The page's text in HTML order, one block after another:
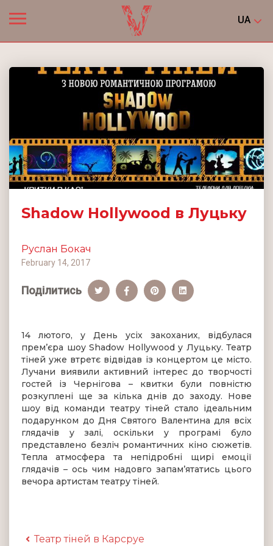
UA
Shadow Hollywood в Луцьку
Руслан Бокач
February 14, 2017
Поділитись
14 лютого, у День усіх закоханих, відбулася
прем’єра шоу Shadow Hollywood у Луцьку. Театр
тіней уже втретє відвідав із концертом це місто.
Лучани виявили активний інтерес до творчості
гостей із Чернігова – квитки були повністю
розкуплені ще за кілька днів до заходу. Нове
шоу від команди театру тіней стало ідеальним
подарунком до Дня Святого Валентина для всіх
глядачів у залі, оскільки у програмі було
представлено безліч романтичних кіно сюжетів.
Тепла атмосфера та непідробні щирі емоції
глядачів – ось чим надовго запам’ятатись цього
вечора артистам театру тіней.
Театр тіней в Карсруе